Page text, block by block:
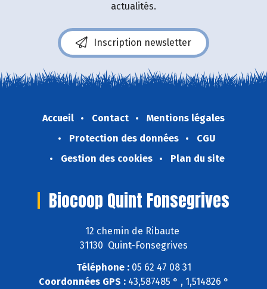
actualités.
Inscription newsletter
Accueil Contact
Mentions légales
Protection des données
CGU
Gestion des cookies
Plan du site
Biocoop Quint Fonsegrives
12 chemin de Ribaute
31130 Quint-Fonsegrives
Téléphone :05 62 47 08 31
Coordonnées GPS :43,587485 ° , 1,514826 °